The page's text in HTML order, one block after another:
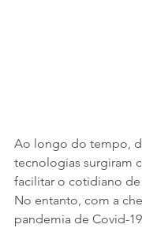
Ao longo do tempo,
tecnologias surgiram
facilitar o cotidiano de
No entanto, com a
pandemia de Covid-